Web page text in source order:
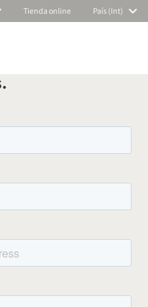
Tienda online País (Int)
día de todas las